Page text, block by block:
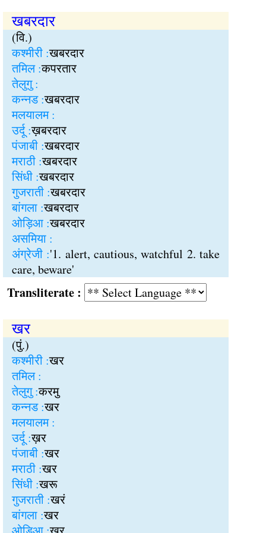
खबरदार
(वि.)
कश्मीरी :खबरदार
तमिल :कपरतार
तेलुगु :
कन्नड :खबरदार
मलयालम :
उर्दू :ख़बरदार
पंजाबी :खबरदार
मराठी :खबरदार
सिंधी :खबरदार
गुजराती :खबरदार
बांगला :खबरदार
ओड़िआ :खबरदार
असमिया :
अंग्रेजी :'1. alert, cautious, watchful 2. take
care, beware'
:
खर
(पुं.)
कश्मीरी :खर
तमिल :
तेलुगु :करमु
कन्नड :खर
मलयालम :
उर्दू :ख़र
पंजाबी :खर
मराठी :खर
सिंधी :खरू
गुजराती :खरं
बांगला :खर